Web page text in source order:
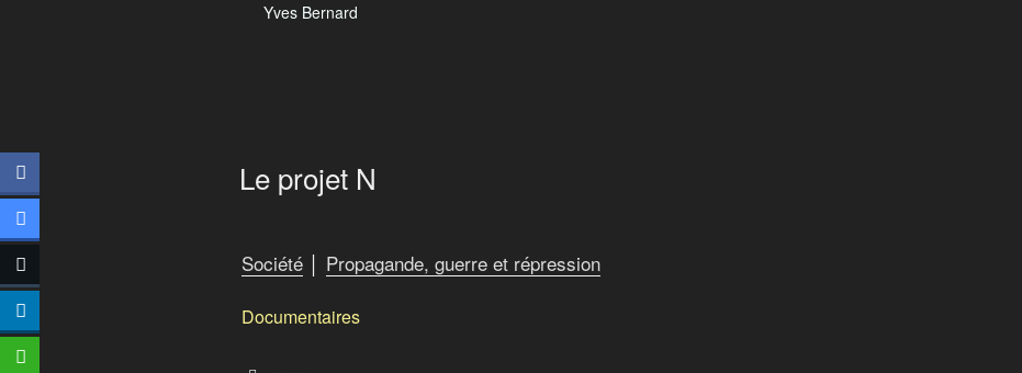
Yves Bernard
Le projet N
Société │ Propagande, guerre et répression
Documentaires